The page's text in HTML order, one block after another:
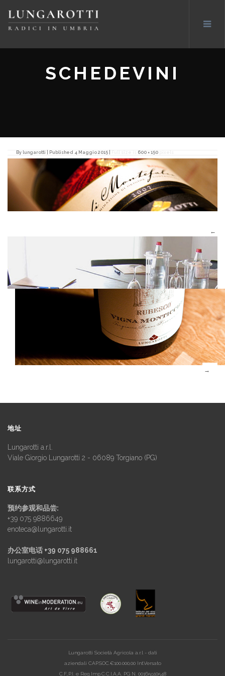
SCHEDEVINI
By lungarotti Published 4 Maggio 2015 600 × 150
地址
Lungarotti a.r.l.
Viale Giorgio Lungarotti 2 - 06089 Torgiano (PG)
联系方式
预约参观和品尝:
+39 075 9886649
enoteca@lungarotti.it
办公室电话 +39 075 988661
lungarotti@lungarotti.it
Lungarotti Società Agricola a.r.l - dati
aziendali CAP.SOC.€100.000,00 Int.Versato
C.F.,P.I. e Reg.Imp.C.C.I.A.A. PG N. 00165910548